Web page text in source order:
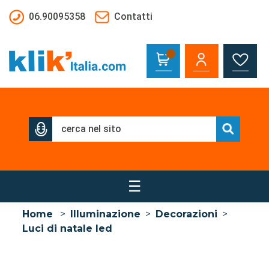
06.90095358
Contatti
☰
Home > Illuminazione > Decorazioni >
Luci di natale led